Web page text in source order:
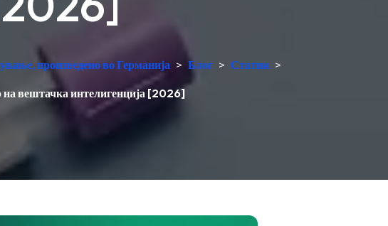
произведено во Германија > Блог > Статии >
на вештачка интелигенција [2026]